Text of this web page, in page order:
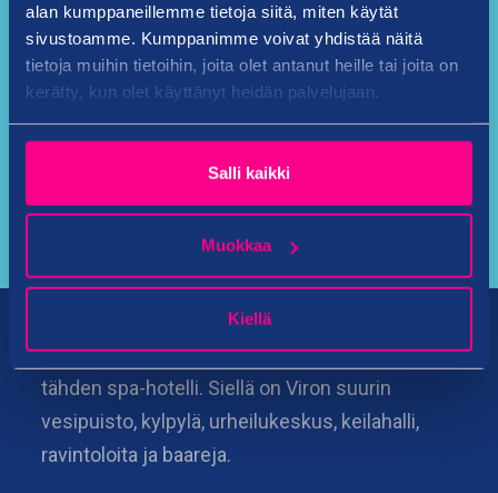
alan kumppaneillemme tietoja siitä, miten käytät
sivustoamme. Kumppanimme voivat yhdistää näitä
tietoja muihin tietoihin, joita olet antanut heille tai joita on
kerätty, kun olet käyttänyt heidän palvelujaan.
Salli kaikki
Muokkaa
Kiellä
Tervise Paradiis on Pärnun rannalla sijaitseva 4
tähden spa-hotelli. Siellä on Viron suurin
vesipuisto, kylpylä, urheilukeskus, keilahalli,
ravintoloita ja baareja.